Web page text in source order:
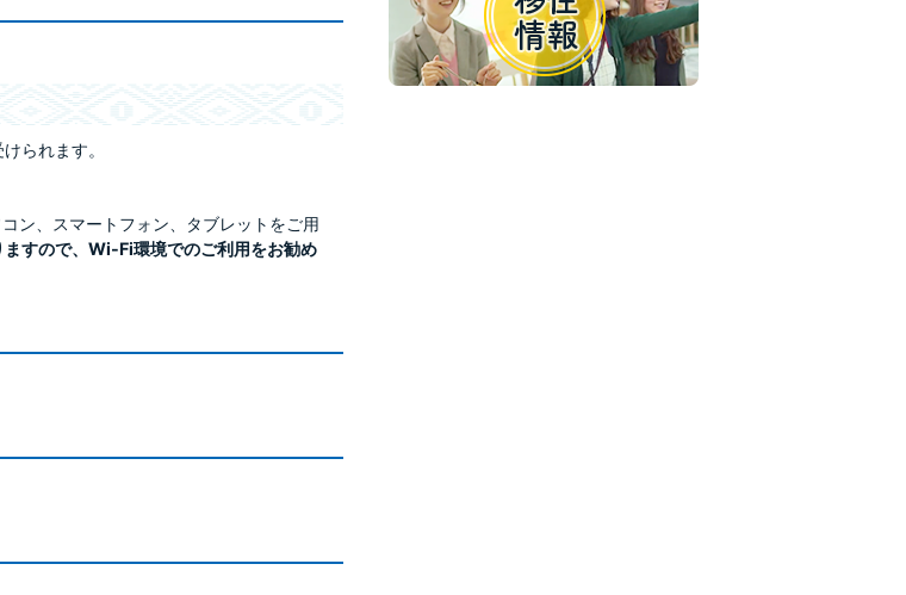
られます。
ン、スマートフォン、タブレットをご用
すので、Wi-Fi環境でのご利用をお勧め